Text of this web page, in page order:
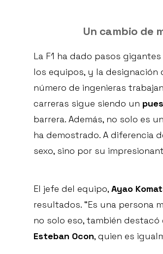
Un cambio de
La F1 ha dado pasos
los equipos, y la designación
número de ingenieras
carreras sigue siendo un
barrera. Además, no solo es
ha demostrado. A diferencia
sexo, sino por su
El jefe del equipo, Ayao
resultados. “Es una persona
no solo eso, también destacó
Esteban Ocon, quien es